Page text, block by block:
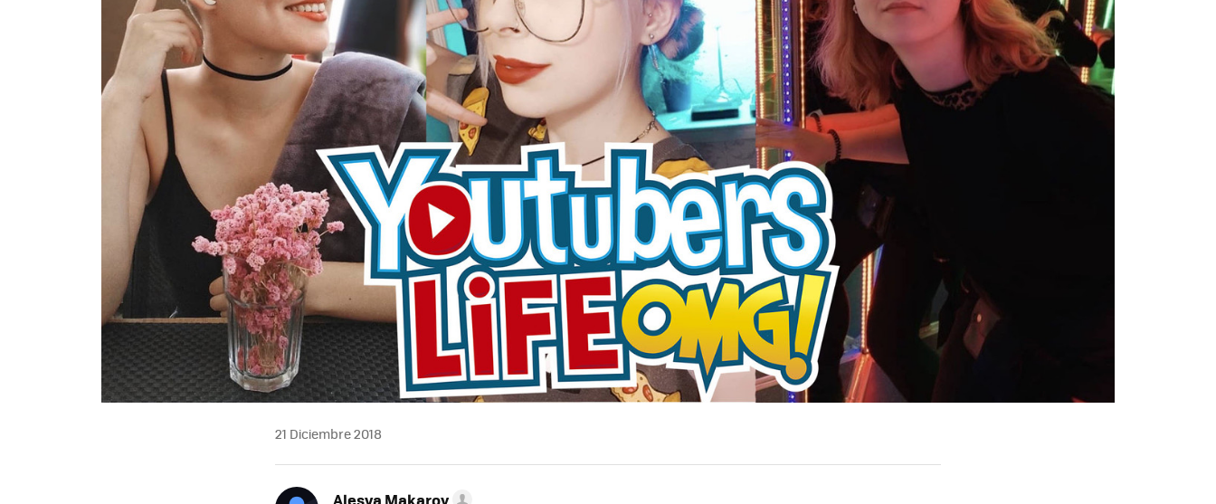
21 Diciembre 2018
Alesya Makarov